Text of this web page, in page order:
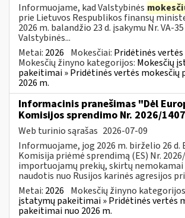
Informuojame, kad Valstybinės
prie Lietuvos Respublikos finansų
2026 m. balandžio 23 d. įsakymu Nr. VA-
Valstybinės...
Metai: 2026 Mokesčiai: Pridėtinės
Mokesčių žinyno kategorijos: Mokesčių
pakeitimai » Pridėtinės vertės mokesčių
2026 m.
Informacinis pranešimas "Dėl
Komisijos sprendimo Nr. 2026/
Web turinio sąrašas 2026-07-09
Informuojame, jog 2026 m. birželio 26 d.
Komisija priėmė sprendimą (ES) Nr.
importuojamų prekių, skirtų
naudotis nuo Rusijos karinės agresijos
Metai: 2026 Mokesčių žinyno
įstatymų pakeitimai » Pridėtinės vertės
pakeitimai nuo 2026 m.